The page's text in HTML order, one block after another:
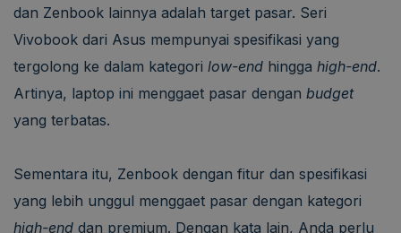
dan Zenbook lainnya adalah target pasar. Seri
Vivobook dari Asus mempunyai spesifikasi yang
tergolong ke dalam kategori low-end hingga high-end.
Artinya, laptop ini menggaet pasar dengan budget
yang terbatas.
Sementara itu, Zenbook dengan fitur dan spesifikasi
yang lebih unggul menggaet pasar dengan kategori
high-end dan premium. Dengan kata lain, Anda perlu